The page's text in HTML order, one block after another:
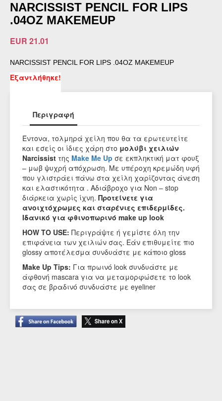
NARCISSIST PENCIL FOR LIPS
.04OZ MAKEMEUP
EUR 21.01
NARCISSIST PENCIL FOR LIPS .04OZ MAKEMEUP
Εξαντλήθηκε!
Περιγραφή
Έντονα, τολμηρά χείλη που θα τα ερωτευτείτε
και εσείς οι ίδιες χάρη στο μολύβι χειλιών
Narcissist της Make Me Up σε εκπληκτική ματ φουξ
– μωβ ψυχρή απόχρωση. Με υπέροχη κρεμώδη υφή
που γλιστράει πάνω στα χείλη χαρίζοντας άνεση
και ελαστικότητα . Αδιάβροχο για Non – stop
διάρκεια χωρίς ίχνη. Προτείνετε για
ανοιχτόχρωμες και σταρένιες επιδερμίδες.
Ιδανικό για φθινοπωρινό make up look
HOW TO USE: Περιγράψτε ή γεμίστε όλη την
επιφάνεια των χειλιών σας. Εάν επιθυμείτε πιο
glossy αποτέλεσμα συνδυάστε με κάποιο gloss
Make Up Tips: Για πρωινό look συνδυάστε με
άφθονή mascara για να μεταμορφώσετε το look
σας σε βραδινό συνδυάστε με eyeliner